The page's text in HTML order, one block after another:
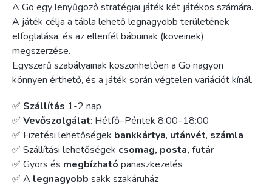
A Go egy lenyűgöző stratégiai játék két játékos számára.
A játék célja a tábla lehető legnagyobb területének
elfoglalása, és az ellenfél bábuinak (köveinek)
megszerzése.
Egyszerű szabályainak köszönhetően a Go nagyon
könnyen érthető, és a játék során végtelen variációt kínál.
✅ Szállítás 1-2 nap
✅ Vevőszolgálat: Hétfő–Péntek 8:00–18:00
✅ Fizetési lehetőségek bankkártya, utánvét, számla
✅ Szállítási lehetőségek csomag, posta, futár
✅ Gyors és megbízható panaszkezelés
✅ A legnagyobb sakk szakáruház